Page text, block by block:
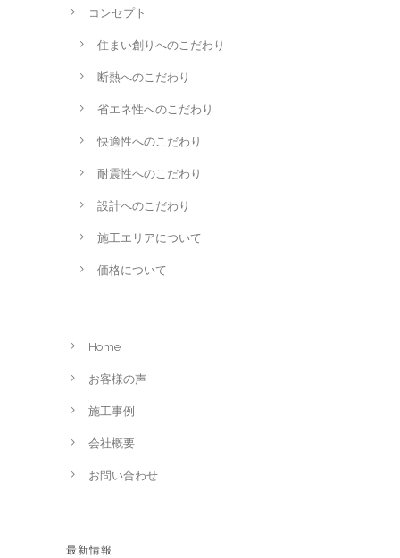
コンセプト
住まい創りへのこだわり
断熱へのこだわり
省エネ性へのこだわり
快適性へのこだわり
耐震性へのこだわり
設計へのこだわり
施工エリアについて
価格について
Home
お客様の声
施工事例
会社概要
お問い合わせ
最新情報